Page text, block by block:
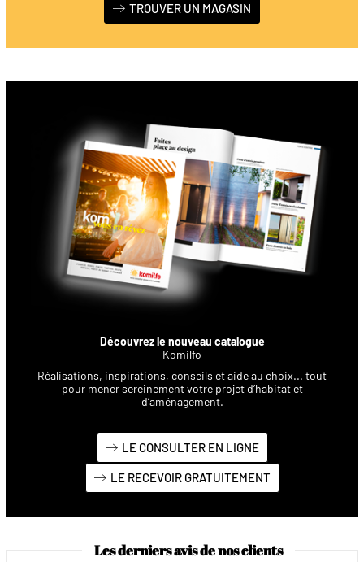
TROUVER UN MAGASIN
Découvrez le nouveau catalogue
Komilfo
Réalisations, inspirations, conseils et aide au choix... tout
pour mener sereinement votre projet d’habitat et
d’aménagement.
LE CONSULTER EN LIGNE
LE RECEVOIR GRATUITEMENT
Les derniers avis de nos clients